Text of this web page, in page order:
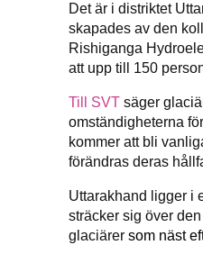
Det är i distriktet
skapades av den
Rishiganga
att upp till 150
Till SVT säger
omständigheterna
kommer att bli
förändras deras
Uttarakhand ligger i
sträcker sig över
glaciärer som näst